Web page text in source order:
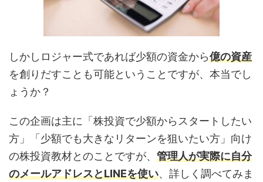
しかしロジャー式であれば少額の資金から億の資産
を創りだすことも可能ということですが、本当でし
ょうか？
この企画は主に「株投資で少額からスタートしたい
方」「少額でも大きなリターンを狙いたい方」向け
の株投資教材とのことですが、 管理人が実際に自分
のメールアドレスとLINEを使い、詳しく調べてみま